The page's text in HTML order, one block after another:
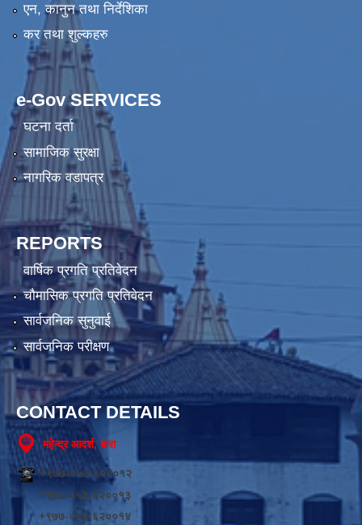
एन, कानुन तथा निर्देशिका
कर तथा शुल्कहरु
e-Gov SERVICES
घटना दर्ता
सामाजिक सुरक्षा
नागरिक वडापत्र
REPORTS
वार्षिक प्रगति प्रतिवेदन
चौमासिक प्रगति प्रतिवेदन
सार्वजनिक सुनुवाई
सार्वजनिक परीक्षण
CONTACT DETAILS
महेन्द्र आदर्श, बारा
+९७७-०५३-६२००१२
+९७७-०५३-६२००१३
+९७७-०५३-६२००१४